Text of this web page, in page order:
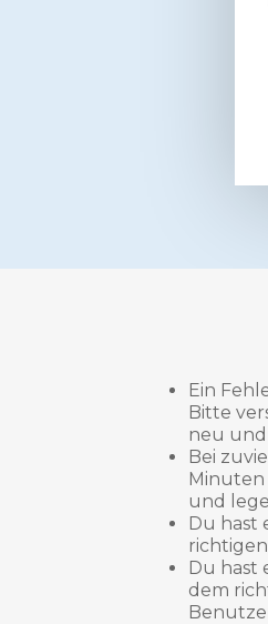
Ein
Bitte
neu und
Bei
Minuten
und
Du hast
Du hast
dem